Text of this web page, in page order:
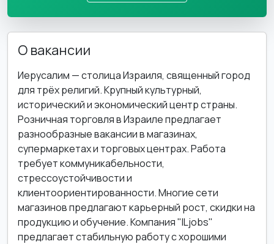
О вакансии
Иерусалим — столица Израиля, священный город
для трёх религий. Крупный культурный,
исторический и экономический центр страны.
Розничная торговля в Израиле предлагает
разнообразные вакансии в магазинах,
супермаркетах и торговых центрах. Работа
требует коммуникабельности,
стрессоустойчивости и
клиентоориентированности. Многие сети
магазинов предлагают карьерный рост, скидки на
продукцию и обучение. Компания "ILjobs"
предлагает стабильную работу с хорошими